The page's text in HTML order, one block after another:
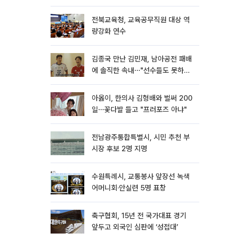
전북교육청, 교육공무직원 대상 역
량강화 연수
김종국 만난 김민재, 남아공전 패배
에 솔직한 속내⋯"선수들도 못하긴
아옳이, 한의사 김형배와 벌써 200
일⋯꽃다발 들고 "프러포즈 아냐"
전남광주통합특별시, 시민 추천 부
시장 후보 2명 지명
수원특례시, 교통봉사 앞장선 녹색
어머니회·안실련 5명 표창
축구협회, 15년 전 국가대표 경기
앞두고 외국인 심판에 ‘성접대’